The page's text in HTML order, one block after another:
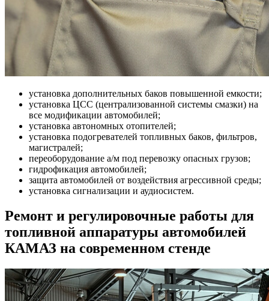
установка дополнительных баков повышенной емкости;
установка ЦСС (централизованной системы смазки) на
все модификации автомобилей;
установка автономных отопителей;
установка подогревателей топливных баков, фильтров,
магистралей;
переоборудование а/м под перевозку опасных грузов;
гидрофикация автомобилей;
защита автомобилей от воздействия агрессивной среды;
установка сигнализации и аудиосистем.
Ремонт и регулировочные работы для
топливной аппаратуры автомобилей
КАМАЗ на современном стенде